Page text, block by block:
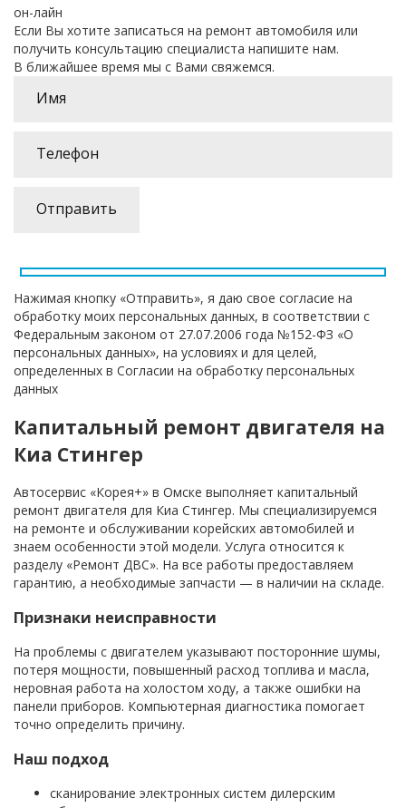
он-лайн
Если Вы хотите записаться на ремонт автомобиля или
получить консультацию специалиста напишите нам.
В ближайшее время мы с Вами свяжемся.
Нажимая кнопку «Отправить», я даю свое согласие на
обработку моих персональных данных, в соответствии с
Федеральным законом от 27.07.2006 года №152-ФЗ «О
персональных данных», на условиях и для целей,
определенных в Согласии на обработку персональных
данных
Капитальный ремонт двигателя на
Киа Стингер
Автосервис «Корея+» в Омске выполняет капитальный
ремонт двигателя для Киа Стингер. Мы специализируемся
на ремонте и обслуживании корейских автомобилей и
знаем особенности этой модели. Услуга относится к
разделу «Ремонт ДВС». На все работы предоставляем
гарантию, а необходимые запчасти — в наличии на складе.
Признаки неисправности
На проблемы с двигателем указывают посторонние шумы,
потеря мощности, повышенный расход топлива и масла,
неровная работа на холостом ходу, а также ошибки на
панели приборов. Компьютерная диагностика помогает
точно определить причину.
Наш подход
сканирование электронных систем дилерским